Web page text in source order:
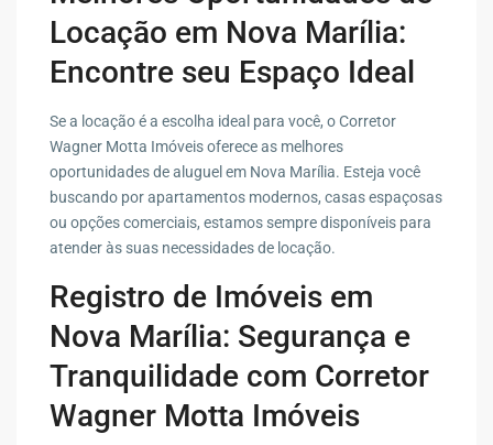
Locação em Nova Marília:
Encontre seu Espaço Ideal
Se a locação é a escolha ideal para você, o Corretor
Wagner Motta Imóveis oferece as melhores
oportunidades de aluguel em Nova Marília. Esteja você
buscando por apartamentos modernos, casas espaçosas
ou opções comerciais, estamos sempre disponíveis para
atender às suas necessidades de locação.
Registro de Imóveis em
Nova Marília: Segurança e
Tranquilidade com Corretor
Wagner Motta Imóveis